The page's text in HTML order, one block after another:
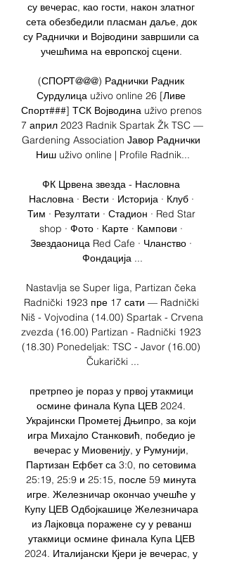
су вечерас, као гости, након златног
сета обезбедили пласман даље, док
су Раднички и Војводини завршили са
учешћима на европској сцени.
(СПОРТ@@@) Раднички Радник
Сурдулица uživo online 26 [Ливе
Спорт###] ТСК Војводина uživo prenos
7 април 2023 Radnik Spartak Žk TSC —
Gardening Association Јавор Раднички
Ниш uživo online | Profile Radnik...
ФК Црвена звезда - Насловна
Насловна · Вести · Историја · Клуб ·
Тим · Резултати · Стадион · Red Star
shop · Фото · Карте · Кампови ·
Звездаоница Red Cafe · Чланство ·
Фондација ...
Nastavlja se Super liga, Partizan čeka
Radnički 1923 пре 17 сати — Radnički
Niš - Vojvodina (14.00) Spartak - Crvena
zvezda (16.00) Partizan - Radnički 1923
(18.30) Ponedeljak: TSC - Javor (16.00)
Čukarički ...
претрпео је пораз у првој утакмици
осмине финала Купа ЦЕВ 2024.
Украјински Прометеј Дњипро, за који
игра Михајло Станковић, победио је
вечерас у Миовенију, у Румунији,
Партизан Ефбет са 3:0, по сетовима
25:19, 25:9 и 25:15, после 59 минута
игре. Железничар окончао учешће у
Купу ЦЕВ Одбојкашице Железничара
из Лајковца поражене су у реванш
утакмици осмине финала Купа ЦЕВ
2024. Италијански Кјери је вечерас, у